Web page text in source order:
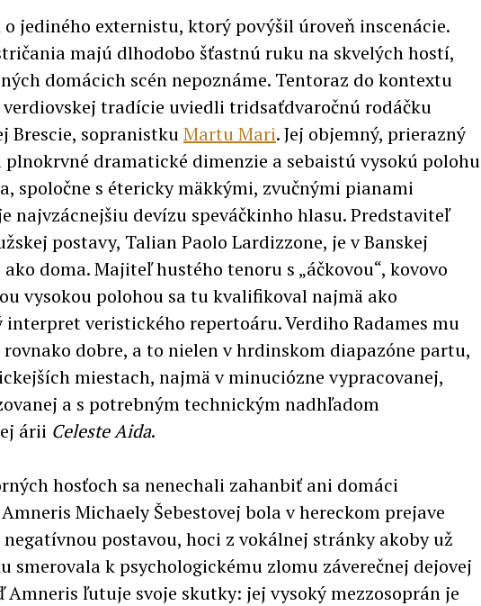
o jediného externistu, ktorý povýšil úroveň inscenácie.
majú dlhodobo šťastnú ruku na skvelých hostí,
domácich scén nepoznáme. Tentoraz do kontextu
verdiovskej tradície uviedli tridsaťdvaročnú rodáčku
Brescie, sopranistkuMartu Mari. Jej objemný, prierazný
plnokrvné dramatické dimenzie a sebaistú vysokú polohu
spoločne s étericky mäkkými, zvučnými pianami
najvzácnejšiu devízu speváčkinho hlasu. Predstaviteľ
postavy, Talian Paolo Lardizzone, je v Banskej
doma. Majiteľ hustého tenoru s „áčkovou“, kovovo
vysokou polohou sa tu kvalifikoval najmä ako
veristického repertoáru. Verdiho Radames mu
rovnako dobre, a to nielen v hrdinskom diapazóne partu,
miestach, najmä v minuciózne vypracovanej,
a s potrebným technickým nadhľadom
árii Celeste Aida.
hosťoch sa nenechali zahanbiť ani domáci
Michaely Šebestovej bola v hereckom prejave
postavou, hoci z vokálnej stránky akoby už
smerovala k psychologickému zlomu záverečnej dejovej
Amneris ľutuje svoje skutky: jej vysoký mezzosoprán je